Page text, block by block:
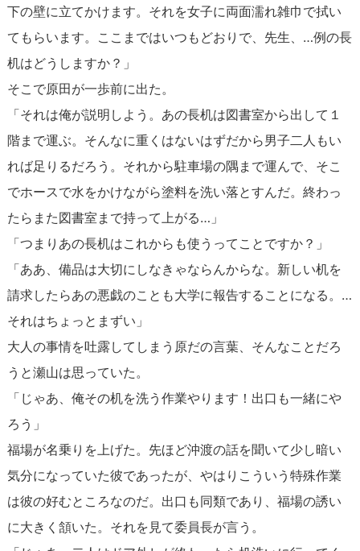
下の壁に立てかけます。それを女子に両面濡れ雑巾で拭い
てもらいます。ここまではいつもどおりで、先生、…例の長
机はどうしますか？」
そこで原田が一歩前に出た。
「それは俺が説明しよう。あの長机は図書室から出して１
階まで運ぶ。そんなに重くはないはずだから男子二人もい
れば足りるだろう。それから駐車場の隅まで運んで、そこ
でホースで水をかけながら塗料を洗い落とすんだ。終わっ
たらまた図書室まで持って上がる…」
「つまりあの長机はこれからも使うってことですか？」
「ああ、備品は大切にしなきゃならんからな。新しい机を
請求したらあの悪戯のことも大学に報告することになる。…
それはちょっとまずい」
大人の事情を吐露してしまう原だの言葉、そんなことだろ
うと瀬山は思っていた。
「じゃあ、俺その机を洗う作業やります！出口も一緒にや
ろう」
福場が名乗りを上げた。先ほど沖渡の話を聞いて少し暗い
気分になっていた彼であったが、やはりこういう特殊作業
は彼の好むところなのだ。出口も同類であり、福場の誘い
に大きく頷いた。それを見て委員長が言う。